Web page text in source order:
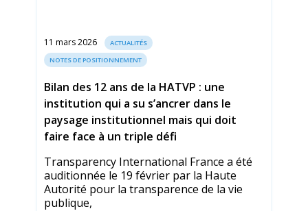
11 mars 2026
ACTUALITÉS
NOTES DE POSITIONNEMENT
Bilan des 12 ans de la HATVP : une
institution qui a su s’ancrer dans le
paysage institutionnel mais qui doit
faire face à un triple défi
Transparency International France a été
auditionnée le 19 février par la Haute
Autorité pour la transparence de la vie
publique,